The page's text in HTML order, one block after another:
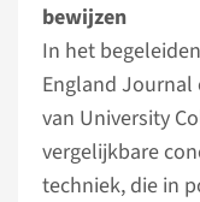
bewijzen
In het
England Journal
van University
vergelijkbare
techniek, die in